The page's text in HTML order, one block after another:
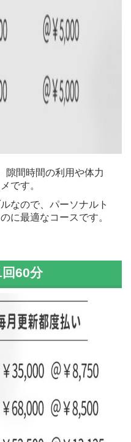
隙間時間の利用や体力
です。
なので、パーソナルト
に最適なコースです。
回60分